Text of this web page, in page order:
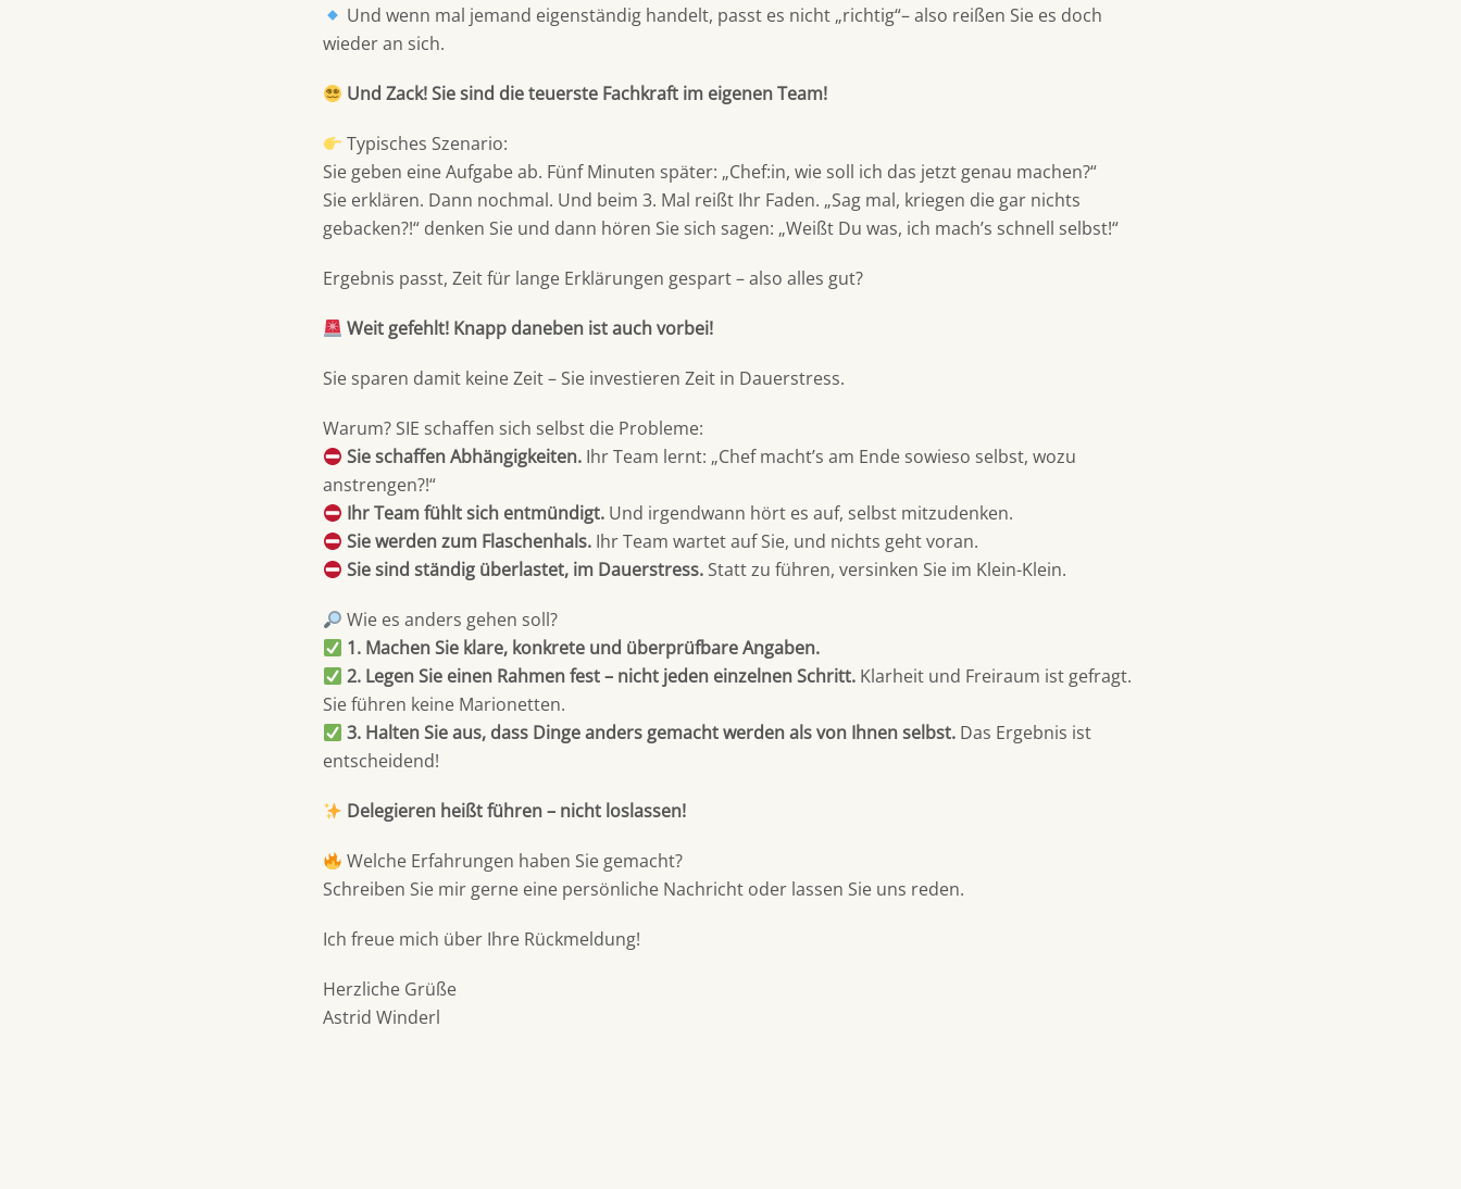
Und wenn mal jemand eigenständig handelt, passt es nicht „richtig“– also reißen Sie es doch
wieder an sich.
Und Zack! Sie sind die teuerste Fachkraft im eigenen Team!
Typisches Szenario:
Sie geben eine Aufgabe ab. Fünf Minuten später: „Chef:in, wie soll ich das jetzt genau machen?“
Sie erklären. Dann nochmal. Und beim 3. Mal reißt Ihr Faden. „Sag mal, kriegen die gar nichts
gebacken?!“ denken Sie und dann hören Sie sich sagen: „Weißt Du was, ich mach’s schnell selbst!“
Ergebnis passt, Zeit für lange Erklärungen gespart – also alles gut?
Weit gefehlt! Knapp daneben ist auch vorbei!
Sie sparen damit keine Zeit – Sie investieren Zeit in Dauerstress.
Warum? SIE schaffen sich selbst die Probleme:
Sie schaffen Abhängigkeiten. Ihr Team lernt: „Chef macht’s am Ende sowieso selbst, wozu
anstrengen?!“
Ihr Team fühlt sich entmündigt. Und irgendwann hört es auf, selbst mitzudenken.
Sie werden zum Flaschenhals. Ihr Team wartet auf Sie, und nichts geht voran.
Sie sind ständig überlastet, im Dauerstress. Statt zu führen, versinken Sie im Klein-Klein.
Wie es anders gehen soll?
1. Machen Sie klare, konkrete und überprüfbare Angaben.
2. Legen Sie einen Rahmen fest – nicht jeden einzelnen Schritt. Klarheit und Freiraum ist gefragt.
Sie führen keine Marionetten.
3. Halten Sie aus, dass Dinge anders gemacht werden als von Ihnen selbst. Das Ergebnis ist
entscheidend!
Delegieren heißt führen – nicht loslassen!
Welche Erfahrungen haben Sie gemacht?
Schreiben Sie mir gerne eine persönliche Nachricht oder lassen Sie uns reden.
Ich freue mich über Ihre Rückmeldung!
Herzliche Grüße
Astrid Winderl